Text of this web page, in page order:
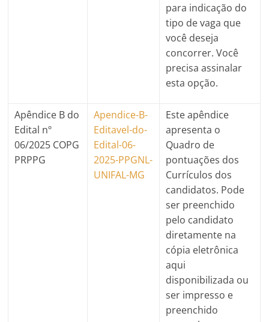
para indicação do
tipo de vaga que
você deseja
concorrer. Você
precisa assinalar
esta opção.
Apêndice B do
Edital nº
06/2025 COPG
PRPPG
Apendice-B-
Editavel-do-
Edital-06-
2025-PPGNL-
UNIFAL-MG
Este apêndice
apresenta o
Quadro de
pontuações dos
Currículos dos
candidatos. Pode
ser preenchido
pelo candidato
diretamente na
cópia eletrônica
aqui
disponibilizada ou
ser impresso e
preenchido